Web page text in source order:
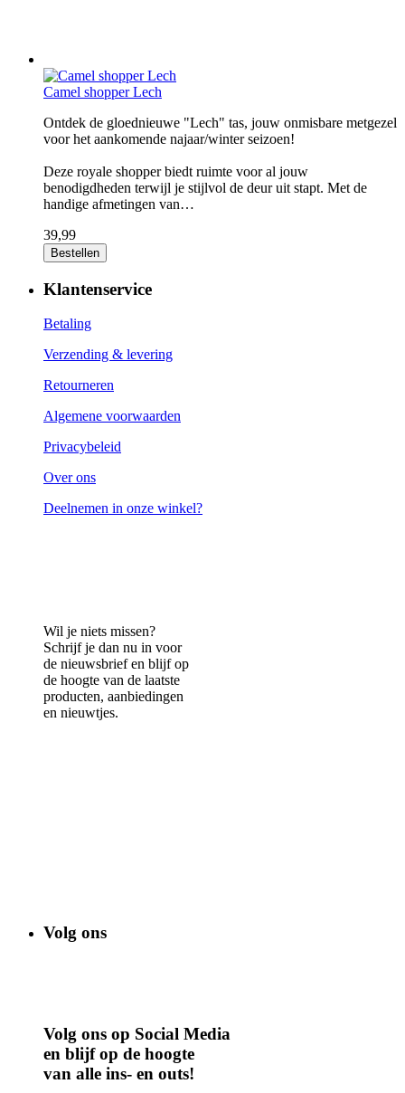
Camel shopper Lech
Ontdek de gloednieuwe "Lech" tas, jouw onmisbare metgezel
voor het aankomende najaar/winter seizoen!
Deze royale shopper biedt ruimte voor al jouw
benodigdheden terwijl je stijlvol de deur uit stapt. Met de
handige afmetingen van…
39,99
Bestellen
Klantenservice
Betaling
Verzending & levering
Retourneren
Algemene voorwaarden
Privacybeleid
Over ons
Deelnemen in onze winkel?
Wil je niets missen?
Schrijf je dan nu in voor
de nieuwsbrief en blijf op
de hoogte van de laatste
producten, aanbiedingen
en nieuwtjes.
Volg ons
Volg ons op Social Media
en blijf op de hoogte
van alle ins- en outs!